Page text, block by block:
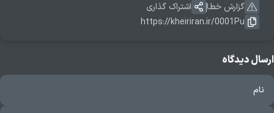
https://kheiriran.ir/0001Pu
گزارش خطا اشتراک گذاری
ارسال دیدگاه